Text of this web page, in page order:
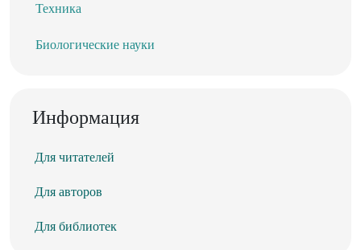
Техника
Биологические науки
Информация
Для читателей
Для авторов
Для библиотек